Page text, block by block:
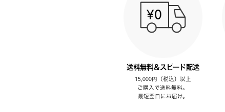
送料無料＆スピード配送
15,000円（税込）以上
ご購入で送料無料。
最短翌日にお届け。